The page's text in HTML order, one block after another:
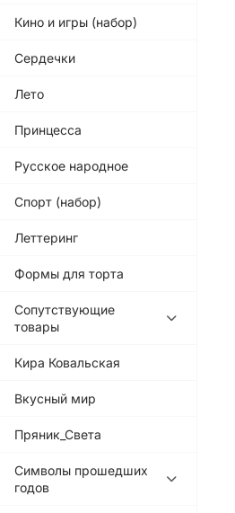
Кино и игры (набор)
Сердечки
Лето
Принцесса
Русское народное
Спорт (набор)
Леттеринг
Формы для торта
Сопутствующие
товары
Кира Ковальская
Вкусный мир
Пряник_Света
Символы прошедших
годов